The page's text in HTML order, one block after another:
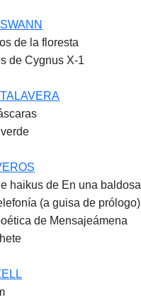
de la floresta
de Cygnus X-1
haikus de En una baldosa
(a guisa de prólogo)
de Mensajeámena